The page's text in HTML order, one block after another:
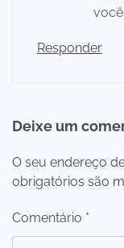
você.
Responder
Deixe um
O seu endereço
obrigatórios são
Comentário *